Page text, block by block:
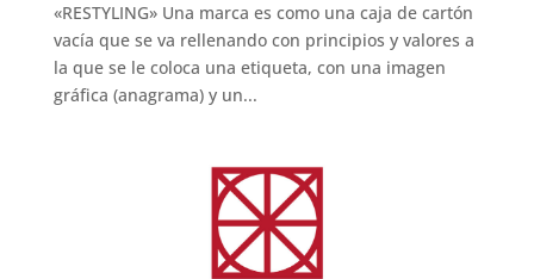
«RESTYLING» Una marca es como una caja de cartón
vacía que se va rellenando con principios y valores a
la que se le coloca una etiqueta, con una imagen
gráfica (anagrama) y un...